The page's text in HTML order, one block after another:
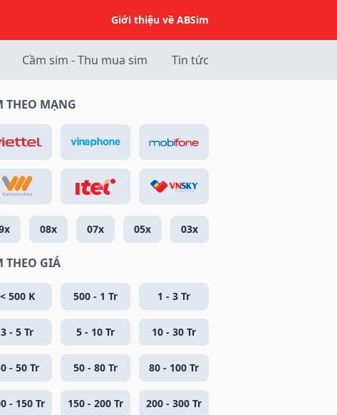
Giới thiệu về ABSim
Cầm sim - Thu mua sim Tin tức
THEO MẠNG
08x 07x 05x 03x
THEO GIÁ
< 500 K 500 - 1 Tr 1 - 3 Tr
3 - 5 Tr 5 - 10 Tr 10 - 30 Tr
- 50 Tr 50 - 80 Tr 80 - 100 Tr
- 150 Tr 150 - 200 Tr 200 - 300 Tr